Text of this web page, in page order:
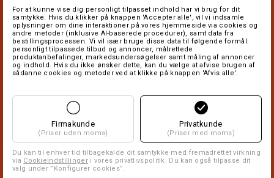
For at kunne vise dig personligt tilpasset indhold har vi brug for dit
samtykke. Hvis du klikker på knappen 'Accepter alle', vil vi indsamle
oplysninger om dine interaktioner på vores hjemmeside via cookies og
andre metoder (inklusive AI-baserede procedurer), samt data fra
bestillingsprocessen. Vi vil især bruge disse data til følgende formål:
personligt tilpassede tilbud og annoncer, målrettede
produktanbefalinger, markedsundersøgelser samt måling af annoncer
og indhold. Hvis du ikke ønsker dette, kan du vælge at afvise brugen af
sådanne cookies og metoder ved at klikke på knappen 'Afvis alle'.
Firmakunde
(Priser uden moms)
Privatkunde
(Priser med moms)
Du kan til enhver tid tilbagekalde dit samtykke med fremadrettet virkning
via Cookieindstillingeri vores privatlivspolitik. Du kan også tilpasse dit
valg under ”Konfigurer cookies”.